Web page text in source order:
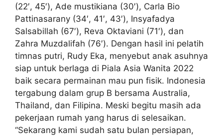
(22′, 45′), Ade mustikiana (30′), Carla Bio
Pattinasarany (34′, 41′, 43′), Insyafadya
Salsabillah (67′), Reva Oktaviani (71′), dan
Zahra Muzdalifah (76′). Dengan hasil ini pelatih
timnas putri, Rudy Eka, menyebut anak asuhnya
siap untuk berlaga di Piala Asia Wanita 2022
baik secara permainan mau pun fisik. Indonesia
tergabung dalam grup B bersama Australia,
Thailand, dan Filipina. Meski begitu masih ada
pekerjaan rumah yang harus di selesaikan.
“Sekarang kami sudah satu bulan persiapan,